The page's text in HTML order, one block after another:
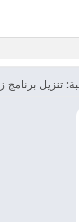
تنزيل برنامج